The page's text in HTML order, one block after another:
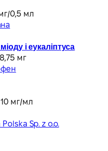
0,5 мл
і еукаліптуса
мг
мг/мл
Sp. z o.o.